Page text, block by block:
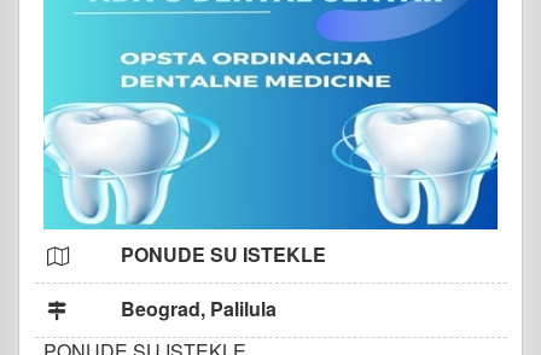
PONUDE SU ISTEKLE
Beograd, Palilula